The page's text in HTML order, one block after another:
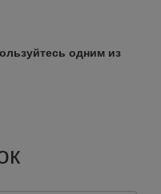
одним из